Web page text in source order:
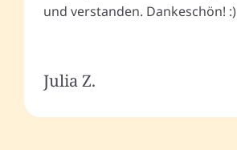
und verstanden. Dankeschön! :)
Julia Z.